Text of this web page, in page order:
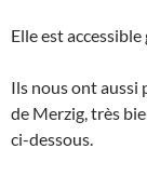
Elle est
Ils nous ont aussi
de Merzig, très
ci-dessous.